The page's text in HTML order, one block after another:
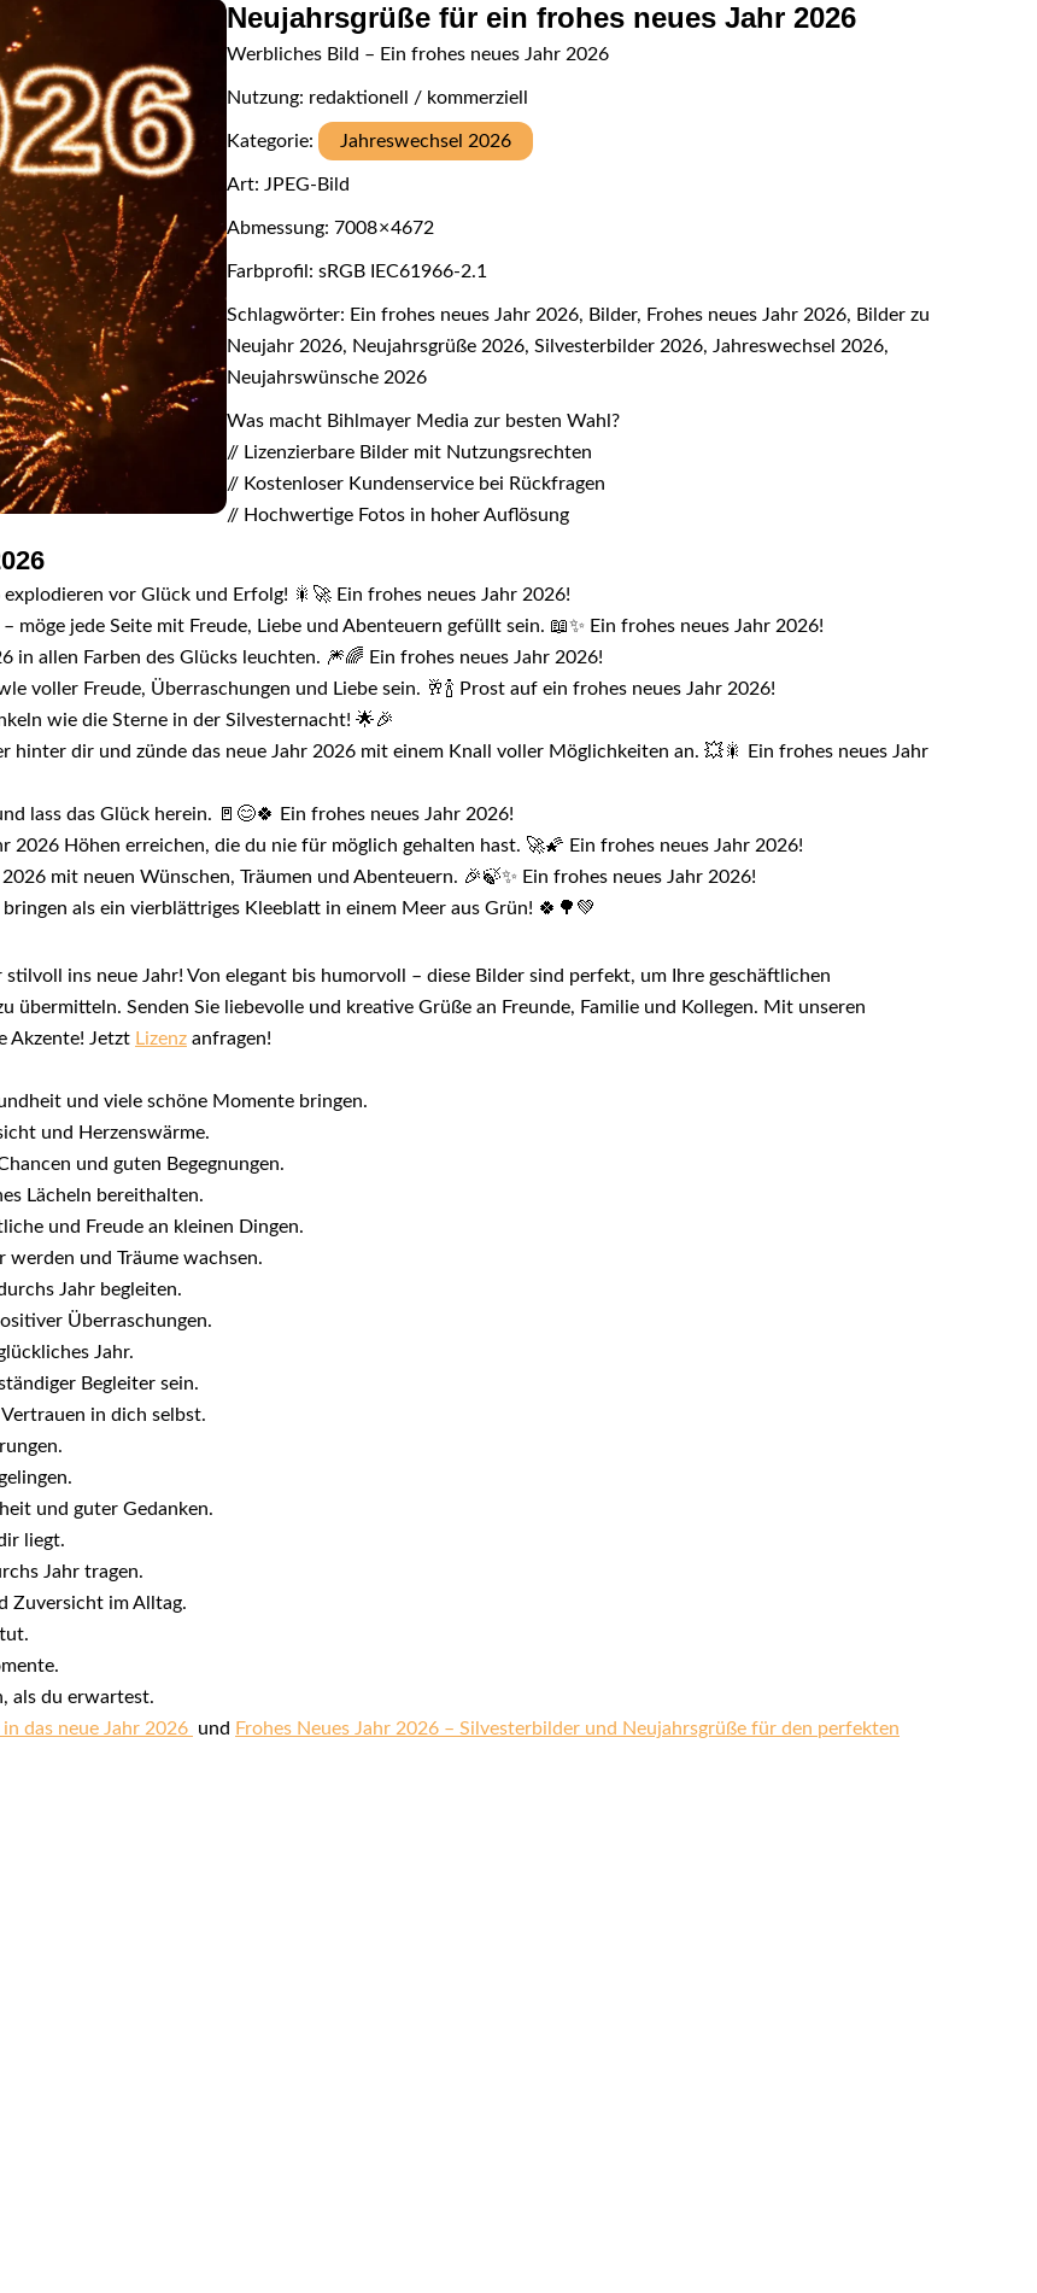
Neujahrsgrüße für ein frohes neues Jahr 2026
Werbliches Bild – Ein frohes neues Jahr 2026
Nutzung: redaktionell / kommerziell
Kategorie: Jahreswechsel 2026
Art: JPEG-Bild
Abmessung: 7008 × 4672
Farbprofil: sRGB IEC61966-2.1
Schlagwörter: Ein frohes neues Jahr 2026, Bilder, Frohes neues Jahr 2026, Bilder zu
Neujahr 2026, Neujahrsgrüße 2026, Silvesterbilder 2026, Jahreswechsel 2026,
Neujahrswünsche 2026
Was macht Bihlmayer Media zur besten Wahl?
// Lizenzierbare Bilder mit Nutzungsrechten
// Kostenloser Kundenservice bei Rückfragen
// Hochwertige Fotos in hoher Auflösung
vor Glück und Erfolg! 🎇🚀 Ein frohes neues Jahr 2026!
möge jede Seite mit Freude, Liebe und Abenteuern gefüllt sein. 📖✨ Ein frohes neues Jahr 2026!
in allen Farben des Glücks leuchten. 🎆🌈 Ein frohes neues Jahr 2026!
voller Freude, Überraschungen und Liebe sein. 🥂🍾 Prost auf ein frohes neues Jahr 2026!
wie die Sterne in der Silvesternacht! 🌟🎉
hinter dir und zünde das neue Jahr 2026 mit einem Knall voller Möglichkeiten an. 💥🎇 Ein frohes neues Jahr
lass das Glück herein. 🚪😊🍀 Ein frohes neues Jahr 2026!
2026 Höhen erreichen, die du nie für möglich gehalten hast. 🚀🌠 Ein frohes neues Jahr 2026!
mit neuen Wünschen, Träumen und Abenteuern. 🎉🍃✨ Ein frohes neues Jahr 2026!
als ein vierblättriges Kleeblatt in einem Meer aus Grün! 🍀🌳💚
ins neue Jahr! Von elegant bis humorvoll – diese Bilder sind perfekt, um Ihre geschäftlichen
übermitteln. Senden Sie liebevolle und kreative Grüße an Freunde, Familie und Kollegen. Mit unseren
Akzente! Jetzt Lizenz anfragen!
und viele schöne Momente bringen.
und Herzenswärme.
und guten Begegnungen.
Lächeln bereithalten.
und Freude an kleinen Dingen.
werden und Träume wachsen.
Jahr begleiten.
Überraschungen.
Jahr.
Begleiter sein.
in dich selbst.
und guter Gedanken.
liegt.
Jahr tragen.
Zuversicht im Alltag.
als du erwartest.
das neue Jahr 2026 und Frohes Neues Jahr 2026 – Silvesterbilder und Neujahrsgrüße für den perfekten